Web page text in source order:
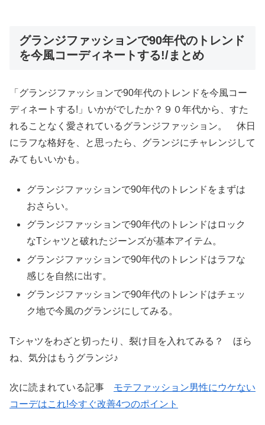
グランジファッションで90年代のトレンド
を今風コーディネートする!/まとめ
「グランジファッションで90年代のトレンドを今風コー
ディネートする!」いかがでしたか？９０年代から、すた
れることなく愛されているグランジファッション。 休日
にラフな格好を、と思ったら、グランジにチャレンジして
みてもいいかも。
グランジファッションで90年代のトレンドをまずは
おさらい。
グランジファッションで90年代のトレンドはロック
なTシャツと破れたジーンズが基本アイテム。
グランジファッションで90年代のトレンドはラフな
感じを自然に出す。
グランジファッションで90年代のトレンドはチェッ
ク地で今風のグランジにしてみる。
Tシャツをわざと切ったり、裂け目を入れてみる？ ほら
ね、気分はもうグランジ♪
次に読まれている記事 モテファッション男性にウケない
コーデはこれ!今すぐ改善4つのポイント